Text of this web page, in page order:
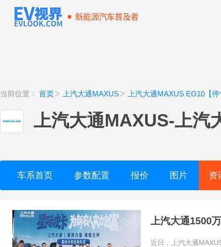
当前位置： 首页 上汽大通MAXUS 上汽大通MAXUS EG10【
上汽大通MAXUS-上汽
车系首页 参数配置 报价 图片 资
近日，上汽大通